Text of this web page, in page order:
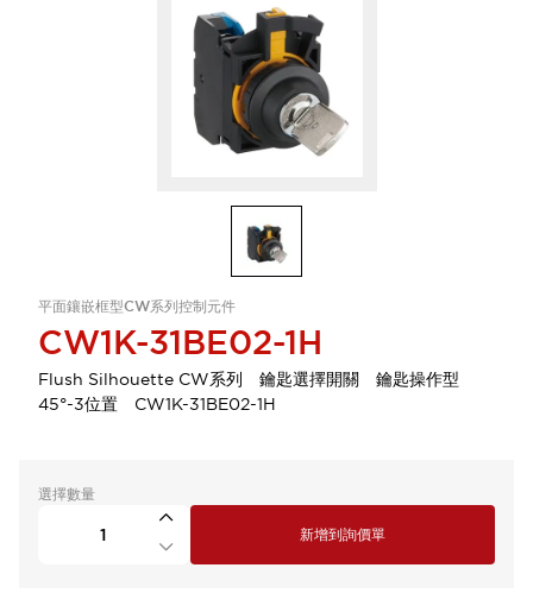
平面鑲嵌框型CW系列控制元件
CW1K-31BE02-1H
Flush Silhouette CW系列 鑰匙選擇開關 鑰匙操作型
45°-3位置 CW1K-31BE02-1H
選擇數量
新增到詢價單